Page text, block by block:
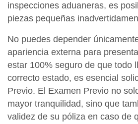
inspecciones aduaneras, es
piezas pequeñas
No puedes depender
apariencia externa para
estar 100% seguro de que todo
correcto estado, es esencial
Previo. El Examen Previo no
mayor tranquilidad, sino que
validez de su póliza en caso de